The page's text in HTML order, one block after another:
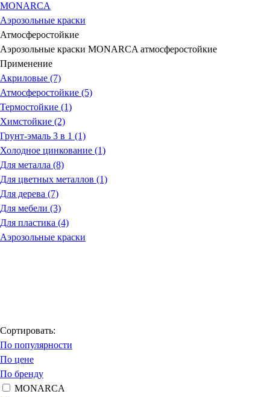
MONARCA
Аэрозольные краски
Атмосферостойкие
Аэрозольные краски MONARCA атмосферостойкие
Применение
Акриловые (7)
Атмосферостойкие (5)
Термостойкие (1)
Химстойкие (2)
Грунт-эмаль 3 в 1 (1)
Холодное цинкование (1)
Для металла (8)
Для цветных металлов (1)
Для дерева (7)
Для мебели (3)
Для пластика (4)
Аэрозольные краски
Сортировать:
По популярности
По цене
По бренду
MONARCA